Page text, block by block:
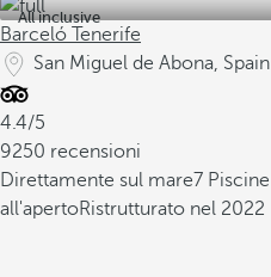
All inclusive
Barceló Tenerife
San Miguel de Abona, Spain
4.4/5
9250 recensioni
Direttamente sul mare7 Piscine
all'apertoRistrutturato nel 2022